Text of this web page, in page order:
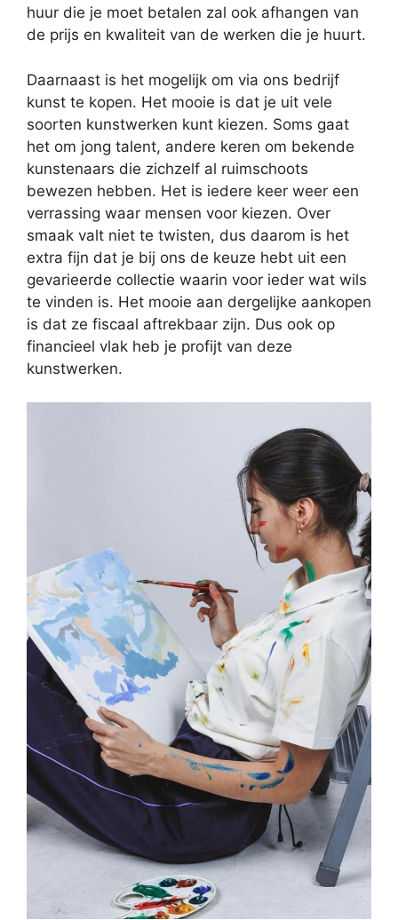
huur die je moet betalen zal ook afhangen van
de prijs en kwaliteit van de werken die je huurt.
Daarnaast is het mogelijk om via ons bedrijf
kunst te kopen. Het mooie is dat je uit vele
soorten kunstwerken kunt kiezen. Soms gaat
het om jong talent, andere keren om bekende
kunstenaars die zichzelf al ruimschoots
bewezen hebben. Het is iedere keer weer een
verrassing waar mensen voor kiezen. Over
smaak valt niet te twisten, dus daarom is het
extra fijn dat je bij ons de keuze hebt uit een
gevarieerde collectie waarin voor ieder wat wils
te vinden is. Het mooie aan dergelijke aankopen
is dat ze fiscaal aftrekbaar zijn. Dus ook op
financieel vlak heb je profijt van deze
kunstwerken.